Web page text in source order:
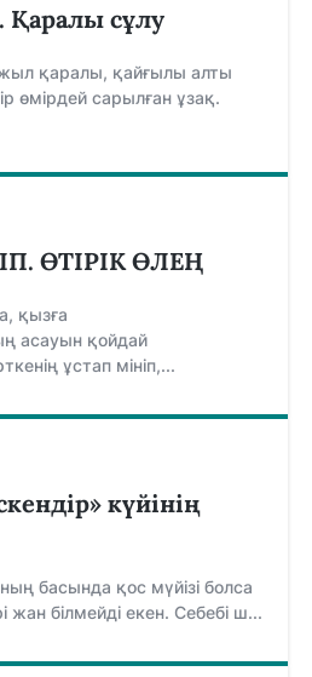
Қаралы сұлу
қаралы, қайғылы алты
өмірдей сарылған ұзақ.
ӨТІРІК ӨЛЕҢ
қызға
асауын қойдай
ұстап мініп,...
күйінің
басында қос мүйізі болса
жан білмейді екен. Себебі ш...